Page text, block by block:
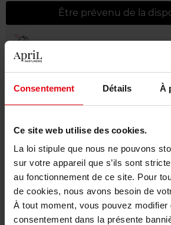
Consentement Détails À
Ce site web utilise des cookies.
La loi stipule que nous ne pouvons
sur votre appareil que s’ils sont
au fonctionnement de ce site. Pour
de cookies, nous avons besoin de
À tout moment, vous pouvez modifier
consentement dans la présente
Être prévenu de la
Emballage cadeau offert
Description
Caractéristiques